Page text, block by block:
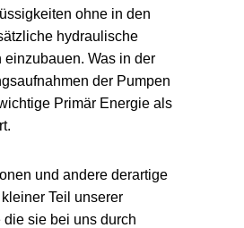
ohne in den
hydraulische
Was in der
der Pumpen
Primär Energie als
und andere derartige
Teil unserer
die sie bei uns durch